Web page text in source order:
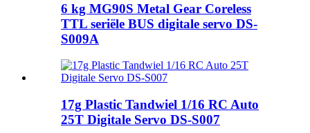
6 kg MG90S Metal Gear Coreless
TTL seriële BUS digitale servo DS-
S009A
17g Plastic Tandwiel 1/16 RC Auto
25T Digitale Servo DS-S007